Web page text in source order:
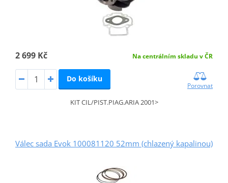
2 699 Kč Na centrálním skladu v ČR
Do košíku
Porovnat
KIT CIL/PIST.PIAG.ARIA 2001>
Válec sada Evok 100081120 52mm (chlazený kapalinou)